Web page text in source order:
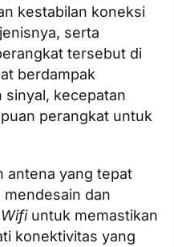
kestabilan koneksi
serta
tersebut di
berdampak
sinyal, kecepatan
perangkat untuk
antena yang tepat
mendesain dan
Wifi untuk memastikan
konektivitas yang